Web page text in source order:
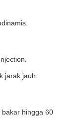
jarak jauh.
bakar hingga 60